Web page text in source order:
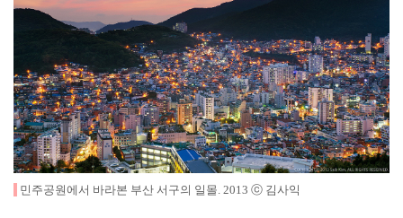
민주공원에서 바라본 부산 서구의 일몰. 2013 ⓒ 김사익